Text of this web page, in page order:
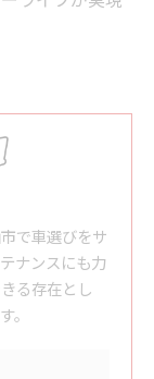
で車選びをサ
ナンスにも力
る存在とし
。